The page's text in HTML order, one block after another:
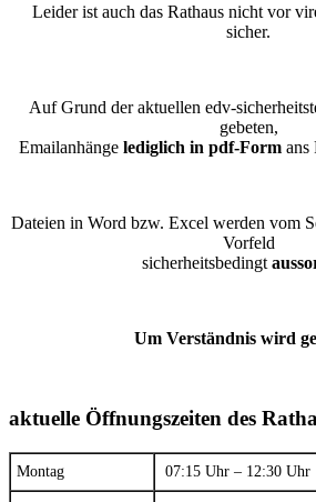
Leider ist auch das Rathaus nicht vor
sicher.
Auf Grund der aktuellen edv-
gebeten,
Emailanhänge lediglich in pdf-Formans
Dateien in Word bzw. Excel werden vom
Vorfeld
sicherheitsbedingt
Um Verständnis wird
aktuelle Öffnungszeiten des
Montag 07:15 Uhr – 12:30 Uhr